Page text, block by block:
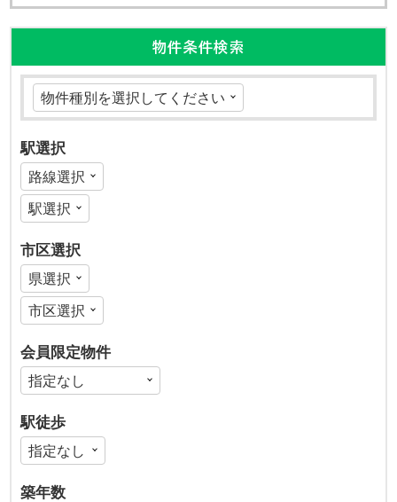
物件条件検索
駅選択
市区選択
会員限定物件
駅徒歩
築年数